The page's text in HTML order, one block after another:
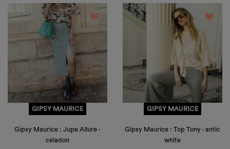
favorite_border
GIPSY MAURICE
Gipsy Maurice : Jupe Allure -
céladon
favorite_border
GIPSY MAURICE
Gipsy Maurice : Top Tony - antic
white